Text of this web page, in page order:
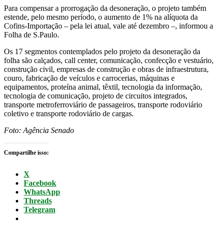
Para compensar a prorrogação da desoneração, o projeto também
estende, pelo mesmo período, o aumento de 1% na alíquota da
Cofins-Importação – pela lei atual, vale até dezembro –, informou a
Folha de S.Paulo.
Os 17 segmentos contemplados pelo projeto da desoneração da
folha são calçados, call center, comunicação, confecção e vestuário,
construção civil, empresas de construção e obras de infraestrutura,
couro, fabricação de veículos e carrocerias, máquinas e
equipamentos, proteína animal, têxtil, tecnologia da informação,
tecnologia de comunicação, projeto de circuitos integrados,
transporte metroferroviário de passageiros, transporte rodoviário
coletivo e transporte rodoviário de cargas.
Foto: Agência Senado
Compartilhe isso:
X
Facebook
WhatsApp
Threads
Telegram